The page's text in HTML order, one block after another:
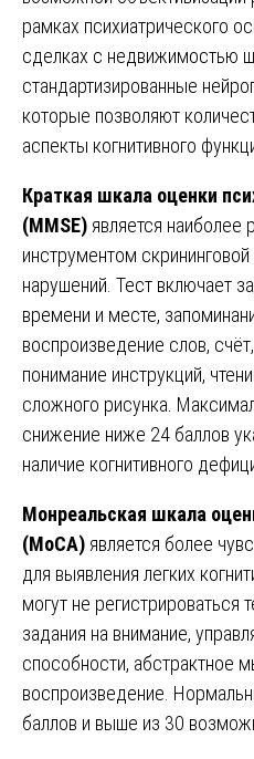
рамках психиатрического
сделках с недвижимостью
стандартизированные
которые позволяют
аспекты когнитивного
Краткая шкала оценки
(MMSE) является наиболее
инструментом
нарушений. Тест включает
времени и месте,
воспроизведение слов,
понимание инструкций,
сложного рисунка.
снижение ниже 24 баллов
наличие когнитивного
Монреальская шкала
(MoCA) является более
для выявления легких
могут не регистрироваться
задания на внимание,
способности, абстрактное
воспроизведение.
баллов и выше из 30